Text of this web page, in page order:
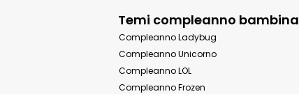
Temi compleanno bambina
Compleanno Ladybug
Compleanno Unicorno
Compleanno LOL
Compleanno Frozen